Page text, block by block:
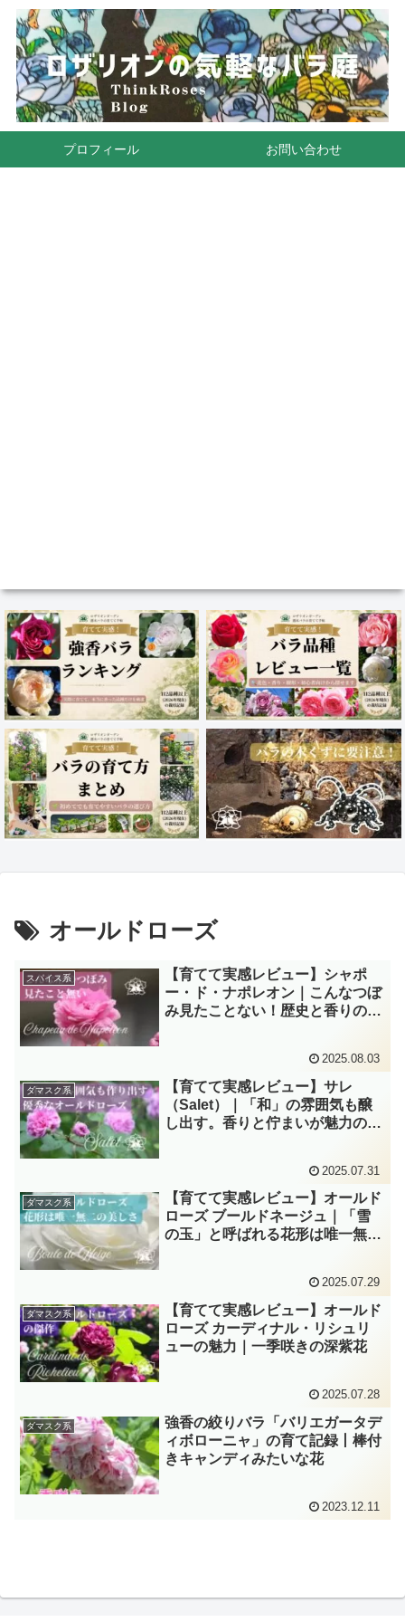
プロフィール お問い合わせ
オールドローズ
スパイス系
【育てて実感レビュー】シャポ
ー・ド・ナポレオン｜こんなつぼ
み見たことない！歴史と香りのオ
2025.08.03
ダマスク系
【育てて実感レビュー】サレ
（Salet）｜「和」の雰囲気も醸
し出す。香りと佇まいが魅力の歴
2025.07.31
ダマスク系
【育てて実感レビュー】オールド
ローズ ブールドネージュ｜「雪
の玉」と呼ばれる花形は唯一無二
2025.07.29
ダマスク系
【育てて実感レビュー】オールド
ローズ カーディナル・リシュリ
ューの魅力｜一季咲きの深紫花
2025.07.28
ダマスク系
強香の絞りバラ「バリエガータデ
ィボローニャ」の育て記録丨棒付
きキャンディみたいな花
2023.12.11